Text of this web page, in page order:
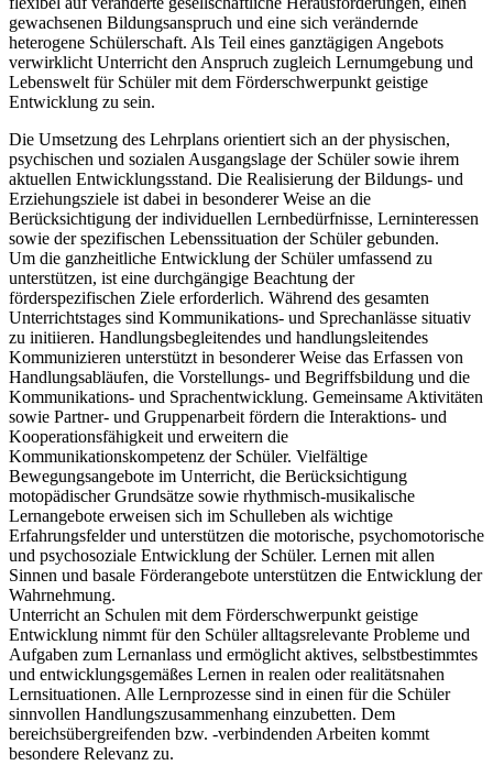
gewachsenen Bildungsanspruch und eine sich verändernde
heterogene Schülerschaft. Als Teil eines ganztägigen Angebots
verwirklicht Unterricht den Anspruch zugleich Lernumgebung und
Lebenswelt für Schüler mit dem Förderschwerpunkt geistige
Entwicklung zu sein.
Die Umsetzung des Lehrplans orientiert sich an der physischen,
psychischen und sozialen Ausgangslage der Schüler sowie ihrem
aktuellen Entwicklungsstand. Die Realisierung der Bildungs- und
Erziehungsziele ist dabei in besonderer Weise an die
Berücksichtigung der individuellen Lernbedürfnisse, Lerninteressen
sowie der spezifischen Lebenssituation der Schüler gebunden.
Um die ganzheitliche Entwicklung der Schüler umfassend zu
unterstützen, ist eine durchgängige Beachtung der
förderspezifischen Ziele erforderlich. Während des gesamten
Unterrichtstages sind Kommunikations- und Sprechanlässe situativ
zu initiieren. Handlungsbegleitendes und handlungsleitendes
Kommunizieren unterstützt in besonderer Weise das Erfassen von
Handlungsabläufen, die Vorstellungs- und Begriffsbildung und die
Kommunikations- und Sprachentwicklung. Gemeinsame Aktivitäten
sowie Partner- und Gruppenarbeit fördern die Interaktions- und
Kooperationsfähigkeit und erweitern die
Kommunikationskompetenz der Schüler. Vielfältige
Bewegungsangebote im Unterricht, die Berücksichtigung
motopädischer Grundsätze sowie rhythmisch-musikalische
Lernangebote erweisen sich im Schulleben als wichtige
Erfahrungsfelder und unterstützen die motorische, psychomotorische
und psychosoziale Entwicklung der Schüler. Lernen mit allen
Sinnen und basale Förderangebote unterstützen die Entwicklung der
Wahrnehmung.
Unterricht an Schulen mit dem Förderschwerpunkt geistige
Entwicklung nimmt für den Schüler alltagsrelevante Probleme und
Aufgaben zum Lernanlass und ermöglicht aktives, selbstbestimmtes
und entwicklungsgemäßes Lernen in realen oder realitätsnahen
Lernsituationen. Alle Lernprozesse sind in einen für die Schüler
sinnvollen Handlungszusammenhang einzubetten. Dem
bereichsübergreifenden bzw. -verbindenden Arbeiten kommt
besondere Relevanz zu.